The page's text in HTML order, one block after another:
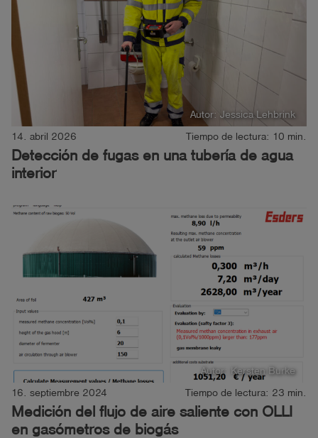
Autor: Jessica Lehbrink
14. abril 2026 Tiempo de lectura: 10 min.
Detección de fugas en una tubería de agua
interior
Autor: Kersten Burke
16. septiembre 2024 Tiempo de lectura: 23 min.
Medición del flujo de aire saliente con OLLI
en gasómetros de biogás